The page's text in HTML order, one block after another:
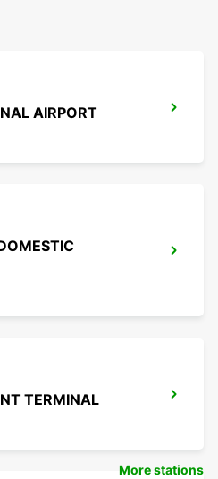
AIRPORT
TERMINAL
More stations